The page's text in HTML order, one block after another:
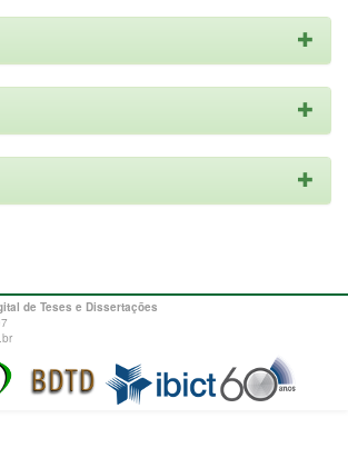
de Teses e Dissertações